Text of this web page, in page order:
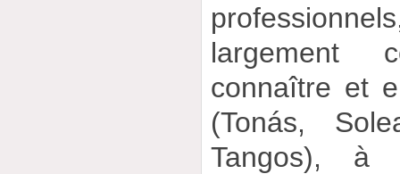
largement
connaître et
(Tonás,
Tangos), à